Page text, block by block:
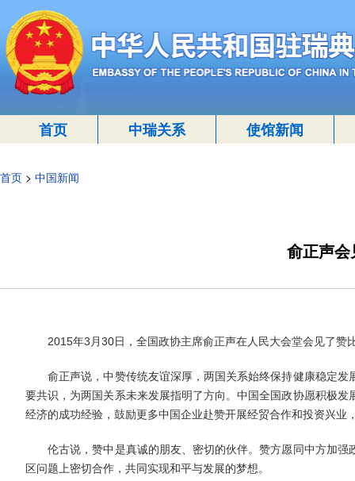
首页 中瑞关系 使馆新闻
首页 > 中国新闻
俞正声
2015年3月30日，全国政协主席俞正声在人民大会堂会见了赞
俞正声说，中赞传统友谊深厚，两国关系始终保持健康稳定发
要共识，为两国关系未来发展指明了方向。中国全国政协愿积极
经济的成功经验，鼓励更多中国企业赴赞开展经贸合作和投资兴
伦古说，赞中是真诚的朋友、密切的伙伴。赞方愿同中方加强
区问题上密切合作，共同实现和平与发展的梦想。